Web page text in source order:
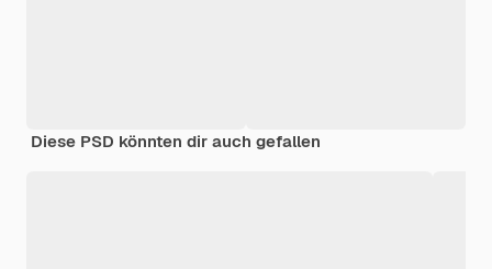
Diese PSD könnten dir auch gefallen